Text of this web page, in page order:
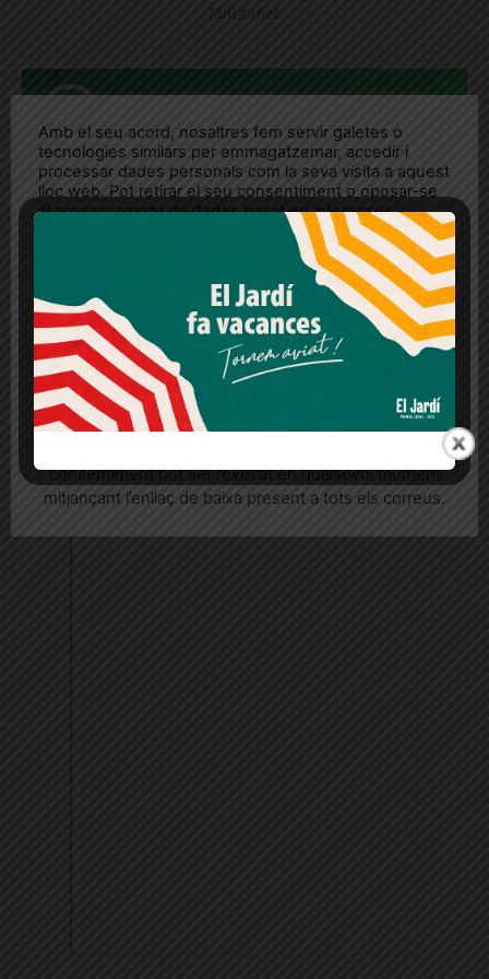
Muntaner
MOMENT AL WHATSAPP!
Amb el seu acord, nosaltres fem servir galetes o
tecnologies similars per emmagatzemar, accedir i
processar dades personals com la seva visita a aquest
lloc web. Pot retirar el seu consentiment o oposar-se
al processament de dades basat en interessos
legítims en qualsevol moment fent clic a "Ajustos de
cookies" o a la nostra Política de privacitat en aquest
lloc web. Si cliques "acceptar" dones el teu
Més informació Acceptar Rebutjar tot
Quan l’usuari crea un compte al Diari el Jardí, dona el
seu consentiment explícit per rebre comunicacions
consentiment pot ser revocat en qualsevol moment
mitjançant l’enllaç de baixa present a tots els correus.